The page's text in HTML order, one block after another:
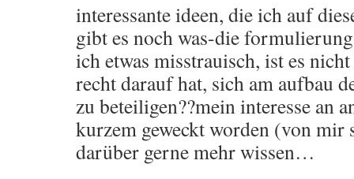
interessante ideen, die ich auf
gibt es noch was-die
ich etwas misstrauisch, ist es
recht darauf hat, sich am aufbau
zu beteiligen??mein interesse an
kurzem geweckt worden (von mir
darüber gerne mehr wissen…